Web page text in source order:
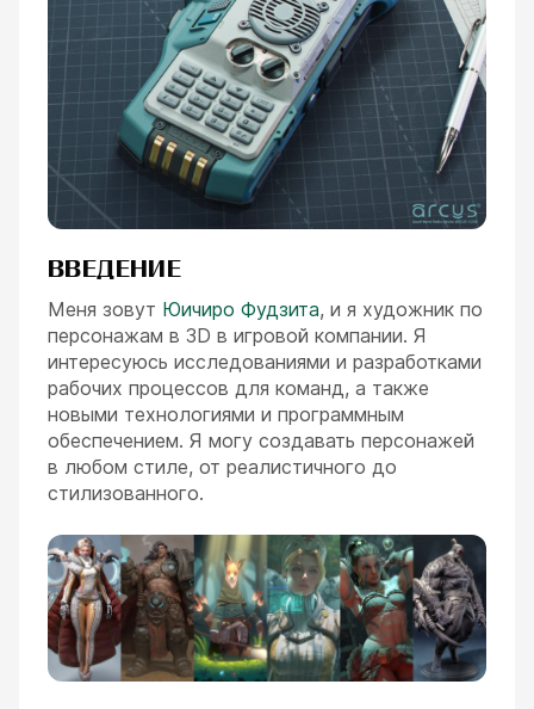
ВВЕДЕНИЕ
Меня зовут Юичиро Фудзита, и я художник по
персонажам в 3D в игровой компании. Я
интересуюсь исследованиями и разработками
рабочих процессов для команд, а также
новыми технологиями и программным
обеспечением. Я могу создавать персонажей
в любом стиле, от реалистичного до
стилизованного.